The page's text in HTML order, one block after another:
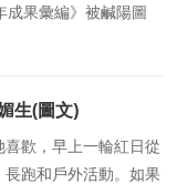
果彙編》被鹹陽圖
生(圖文)
歡，早上一輪紅日從
跑和戶外活動。如果